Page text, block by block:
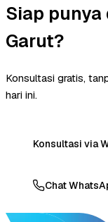
Siap
Garut?
Konsultasi gratis,
hari ini.
Konsultasi via
Chat